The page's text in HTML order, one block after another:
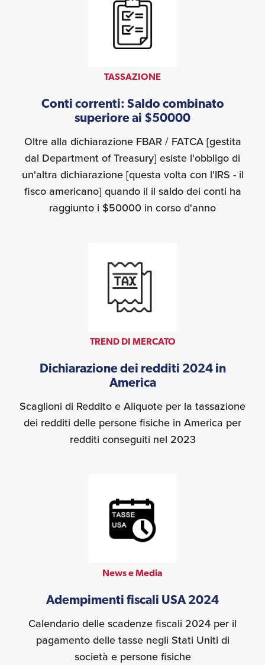
TASSAZIONE
Conti correnti: Saldo combinato
superiore ai $50000
Oltre alla dichiarazione FBAR / FATCA [gestita
dal Department of Treasury] esiste l'obbligo di
un'altra dichiarazione [questa volta con l'IRS - il
fisco americano] quando il il saldo dei conti ha
raggiunto i $50000 in corso d'anno
TREND DI MERCATO
Dichiarazione dei redditi 2024 in
America
Scaglioni di Reddito e Aliquote per la tassazione
dei redditi delle persone fisiche in America per
redditi conseguiti nel 2023
News e Media
Adempimenti fiscali USA 2024
Calendario delle scadenze fiscali 2024 per il
pagamento delle tasse negli Stati Uniti di
società e persone fisiche